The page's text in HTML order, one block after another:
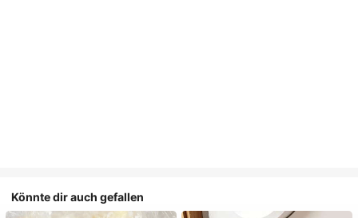
Könnte dir auch gefallen